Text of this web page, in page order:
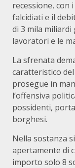
recessione, con
falcidiati e il
di 3 mila miliardi
lavoratori e le
La sfrenata
caratteristico
prosegue in
l’offensiva
possidenti,
borghesi.
Nella sostanza
apertamente di
importo solo 8